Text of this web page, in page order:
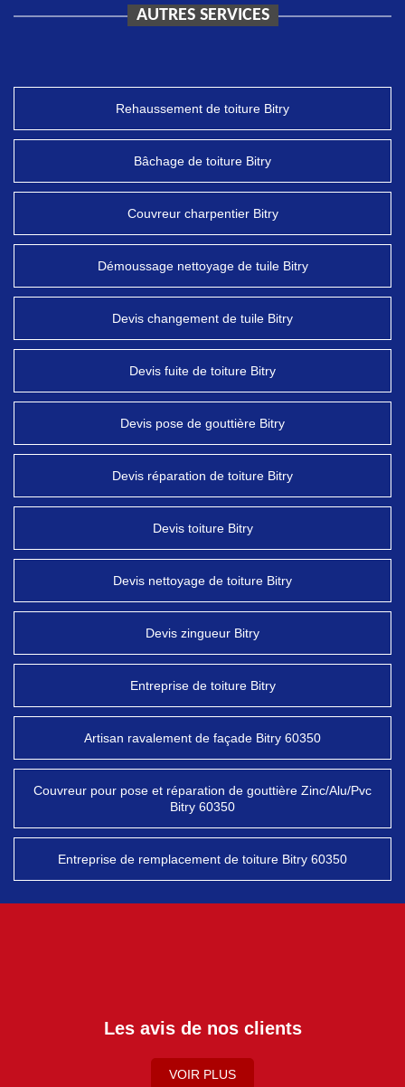
AUTRES SERVICES
Rehaussement de toiture Bitry
Bâchage de toiture Bitry
Couvreur charpentier Bitry
Démoussage nettoyage de tuile Bitry
Devis changement de tuile Bitry
Devis fuite de toiture Bitry
Devis pose de gouttière Bitry
Devis réparation de toiture Bitry
Devis toiture Bitry
Devis nettoyage de toiture Bitry
Devis zingueur Bitry
Entreprise de toiture Bitry
Artisan ravalement de façade Bitry 60350
Couvreur pour pose et réparation de gouttière Zinc/Alu/Pvc
Bitry 60350
Entreprise de remplacement de toiture Bitry 60350
Les avis de nos clients
VOIR PLUS